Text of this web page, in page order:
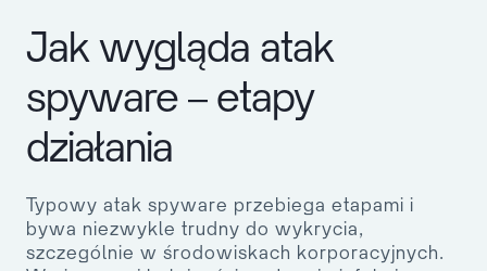
Jak wygląda atak
spyware – etapy
działania
Typowy atak spyware przebiega etapami i
bywa niezwykle trudny do wykrycia,
szczególnie w środowiskach korporacyjnych.